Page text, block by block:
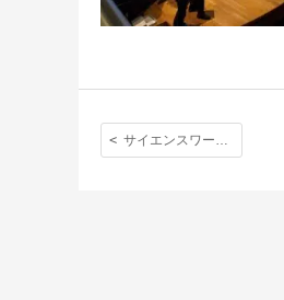
サイエンスワークショップに向けて